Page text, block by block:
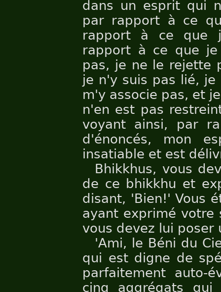
dans un esprit qui
par rapport à ce
rapport à ce que
rapport à ce que
pas, je ne le rejette
je n'y suis pas lié, je
m'y associe pas, et
n'en est pas
voyant ainsi, par
d'énoncés, mon
insatiable et est
Bhikkhus, vous
de ce bhikkhu et
disant, 'Bien!' Vous
ayant exprimé votre
vous devez lui poser
'Ami, le Béni du
qui est digne de
parfaitement auto-
cinq aggrégats